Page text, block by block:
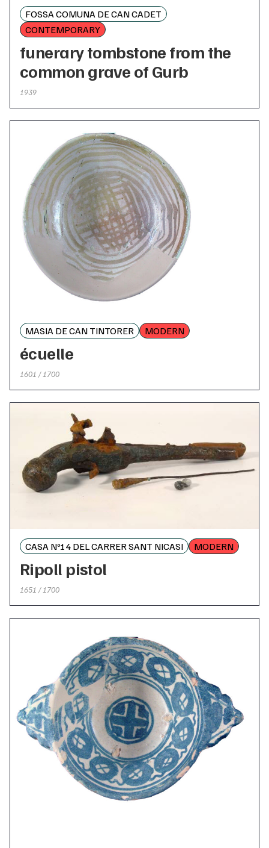
FOSSA COMUNA DE CAN CADET
CONTEMPORARY
funerary tombstone from the
common grave of Gurb
1939
MASIA DE CAN TINTORER MODERN
écuelle
1601 / 1700
CASA Nº14 DEL CARRER SANT NICASI MODERN
Ripoll pistol
1651 / 1700